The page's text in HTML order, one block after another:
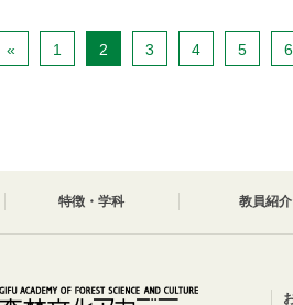
« 1 2 3 4 5 6
特徴・学科 教員紹介